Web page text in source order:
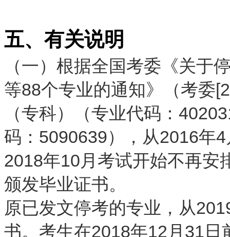
五、有关说明
（一）根据全国考委《关于
等88个专业的通知》（考委
（专科）（专业代码：
码：5090639），从2016年
2018年10月考试开始不再安
颁发毕业证书。
原已发文停考的专业，从
书。考生在2018年12月31